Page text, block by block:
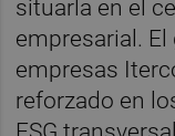
situarla en el
empresarial.
empresas
reforzado en